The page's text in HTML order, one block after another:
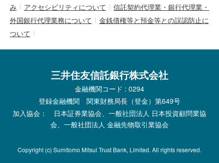
み
アクセシビリティについて
信託契約代理業・銀行代理業・
外国銀行代理業務について
金銭債権等と預金等との誤認防止に
ついて
三井住友信託銀行株式会社
金融機関コード : 0294
登録金融機関 関東財務局長（登金）第649号
加入協会： 日本証券業協会、一般社団法人 日本投資顧問業協
会、一般社団法人 金融先物取引業協会
Copyright (c) Sumitomo Mitsui Trust Bank, Limited. All rights reserved.